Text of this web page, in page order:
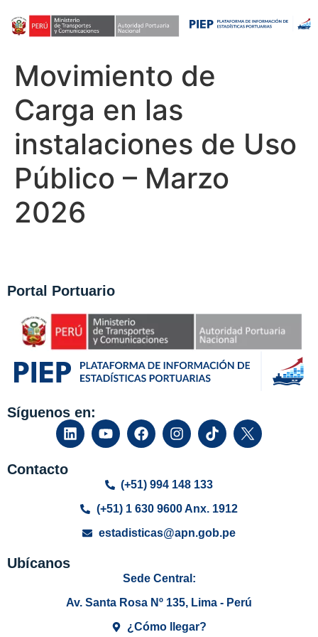
Movimiento de
Carga en las
instalaciones de Uso
Público – Marzo
2026
Portal Portuario
Síguenos en:
Contacto
(+51) 994 148 133
(+51) 1 630 9600 Anx. 1912
estadisticas@apn.gob.pe
Ubícanos
Sede Central:
Av. Santa Rosa Nº 135, Lima - Perú
¿Cómo llegar?